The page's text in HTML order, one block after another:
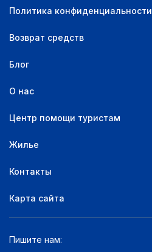
Политика конфиденциальности
Возврат средств
Блог
О нас
Центр помощи туристам
Жилье
Контакты
Карта сайта
Пишите нам: